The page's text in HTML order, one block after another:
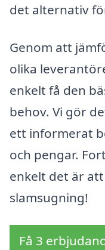
det alternativ
Genom att
olika
enkelt få den
behov. Vi gör
ett informerat
och pengar.
enkelt det är
slamsugning!
Få 3